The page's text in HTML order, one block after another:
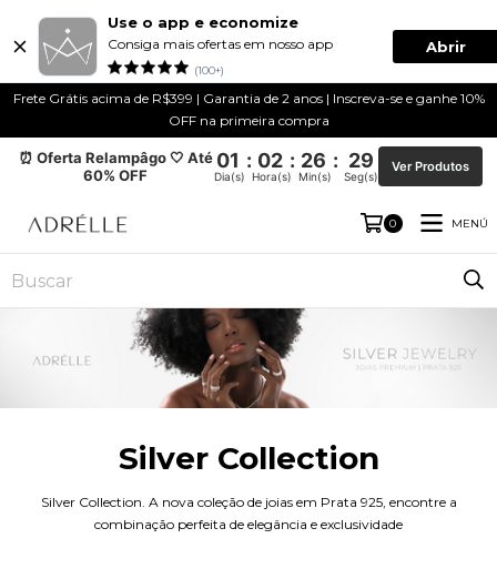
Use o app e economize
Consiga mais ofertas em nosso app
(100+)
Abrir
Frete Grátis acima de R$399 | Garantia de 2 anos | Inscreva-se e ganhe 10%
OFF na primeira compra
⏰ Oferta Relampâgo 🤍 Até
60% OFF
01 : 02 : 26 : 28
Dia(s) Hora(s) Min(s) Seg(s)
Ver Produtos
0 MENÚ
Silver Collection
Silver Collection. A nova coleção de joias em Prata 925, encontre a
combinação perfeita de elegância e exclusividade